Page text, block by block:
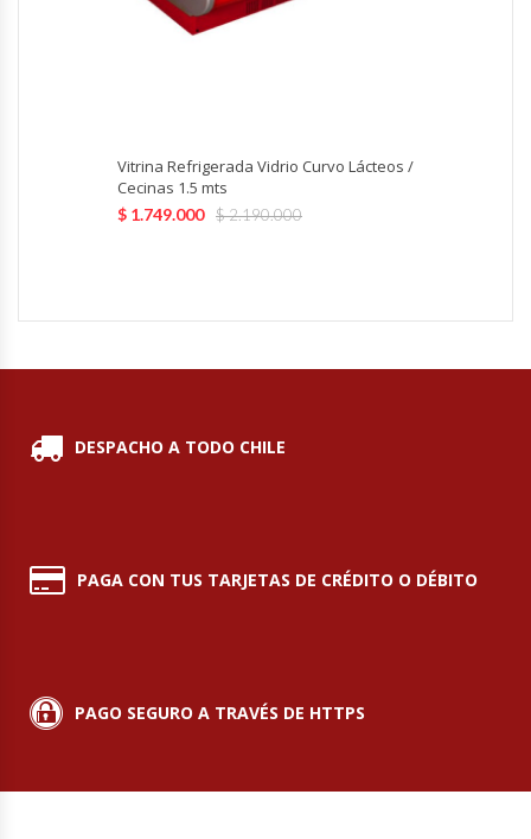
Mesones De Trabajo
Ofertas Del Mes
Ovilladoras – Divisoras De Masa
Vitrina Refrigerada Vidrio Curvo Lácteos /
Cecinas 1.5 mts
$2.190.000
$ 1.749.000
DESPACHO A TODO CHILE
PAGA CON TUS TARJETAS DE CRÉDITO O DÉBITO
PAGO SEGURO A TRAVÉS DE HTTPS